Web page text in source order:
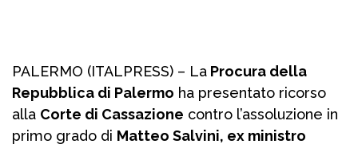
PALERMO (ITALPRESS) – La Procura della
Repubblica di Palermo ha presentato ricorso
alla Corte di Cassazione contro l’assoluzione in
primo grado di Matteo Salvini, ex ministro